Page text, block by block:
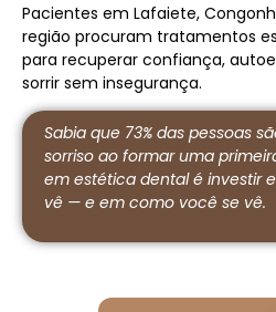
Pacientes em Lafaiete,
região procuram tratamentos
para recuperar confiança,
sorrir sem insegurança.
Sabia que 73% das pessoas
sorriso ao formar uma
em estética dental é investir
vê — e em como você se vê.